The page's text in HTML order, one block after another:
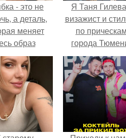
- это не
а деталь,
меняет
образ
Я Таня
визажист и
по прическам
города